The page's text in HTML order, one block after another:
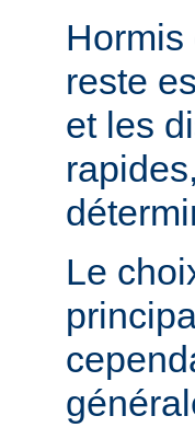
reste
et les
Le